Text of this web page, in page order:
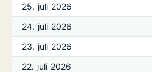
25. juli 2026
24. juli 2026
23. juli 2026
22. juli 2026